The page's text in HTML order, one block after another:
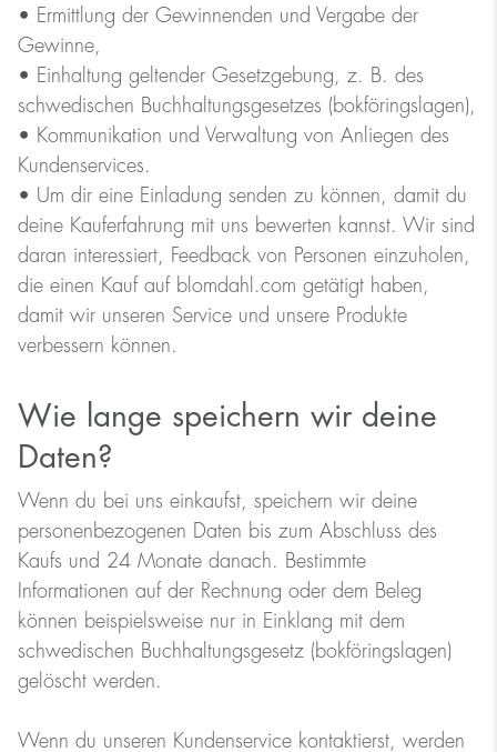
• Ermittlung der Gewinnenden und Vergabe der
Gewinne,
• Einhaltung geltender Gesetzgebung, z. B. des
schwedischen Buchhaltungsgesetzes (bokföringslagen),
• Kommunikation und Verwaltung von Anliegen des
Kundenservices.
• Um dir eine Einladung senden zu können, damit du
deine Kauferfahrung mit uns bewerten kannst. Wir sind
daran interessiert, Feedback von Personen einzuholen,
die einen Kauf auf blomdahl.com getätigt haben,
damit wir unseren Service und unsere Produkte
verbessern können.
Wie lange speichern wir deine
Daten?
Wenn du bei uns einkaufst, speichern wir deine
personenbezogenen Daten bis zum Abschluss des
Kaufs und 24 Monate danach. Bestimmte
Informationen auf der Rechnung oder dem Beleg
können beispielsweise nur in Einklang mit dem
schwedischen Buchhaltungsgesetz (bokföringslagen)
gelöscht werden.
Wenn du unseren Kundenservice kontaktierst, werden